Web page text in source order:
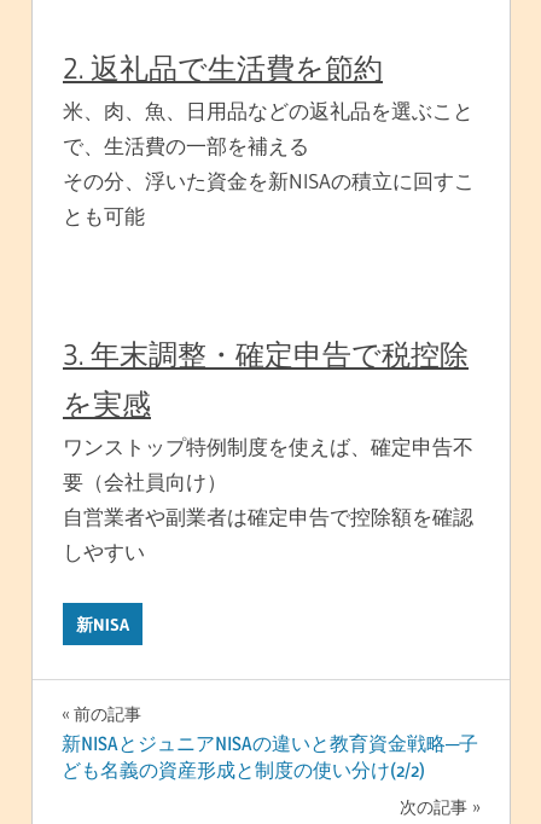
2. 返礼品で生活費を節約
米、肉、魚、日用品などの返礼品を選ぶこと
で、生活費の一部を補える
その分、浮いた資金を新NISAの積立に回すこ
とも可能
3. 年末調整・確定申告で税控除
を実感
ワンストップ特例制度を使えば、確定申告不
要（会社員向け）
自営業者や副業者は確定申告で控除額を確認
しやすい
新NISA
投
稿
前の記事
新NISAとジュニアNISAの違いと教育資金戦略─子
ども名義の資産形成と制度の使い分け(2/2)
次の記事